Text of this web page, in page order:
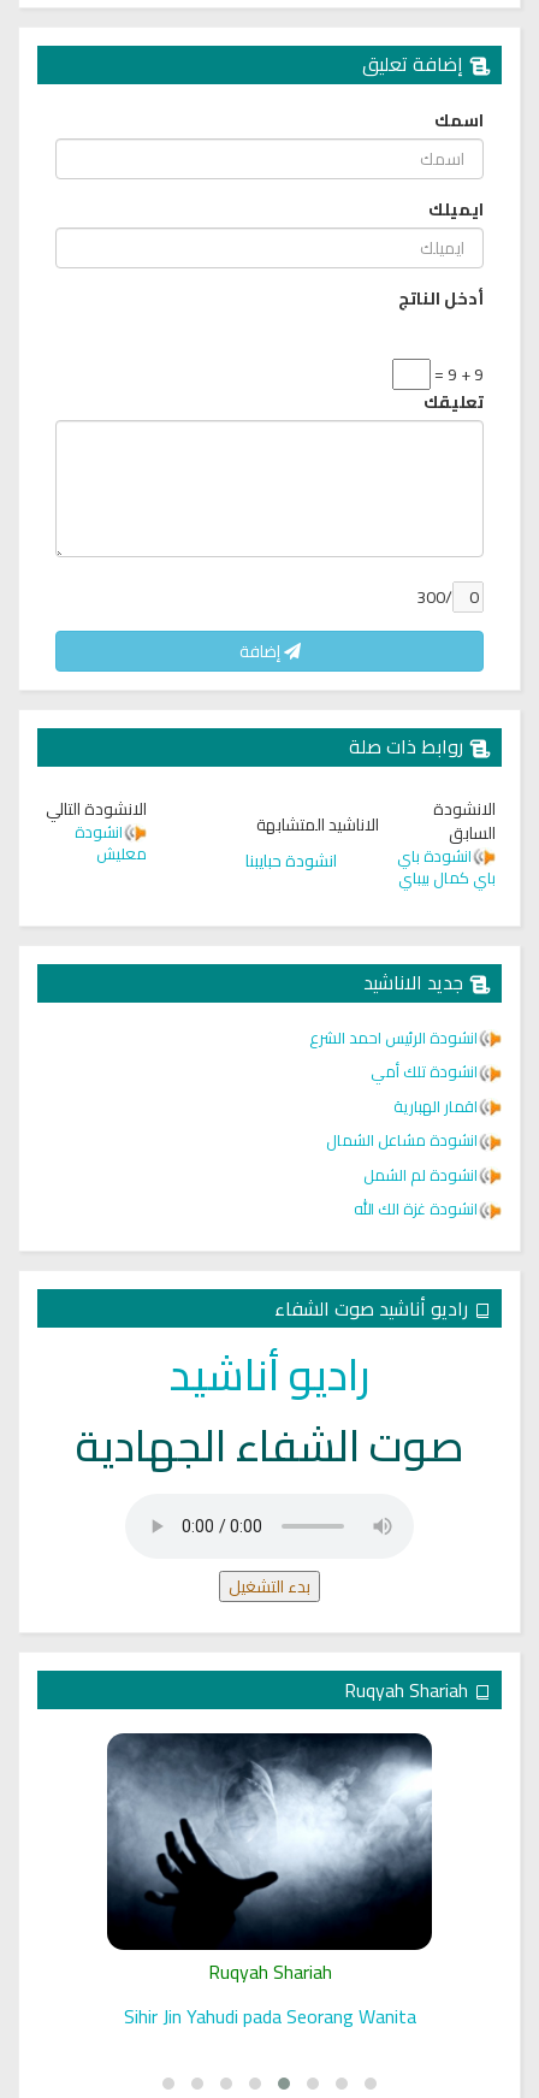
إضافة تعليق
اسمك
ايميلك
أدخل الناتج
9 + 9 =
تعليقك
/300
إضافة
روابط ذات صلة
الانشودة
السابق
انشودة باي
باي كمال بيباي
الاناشيد المتشابهة
انشودة حبايبنا
الانشودة التالي
انشودة
معليش
جديد الاناشيد
انشودة الرئيس احمد الشرع
انشودة تلك أمي
اقمار الهبارية
انشودة مشاعل الشمال
انشودة لم الشمل
انشودة غزة الك الله
راديو أناشيد صوت الشفاء
راديو أناشيد
صوت الشفاء الجهادية
بدء التشغيل
Ruqyah Shariah
Sihir Jin Yahudi pada Seorang Wanita